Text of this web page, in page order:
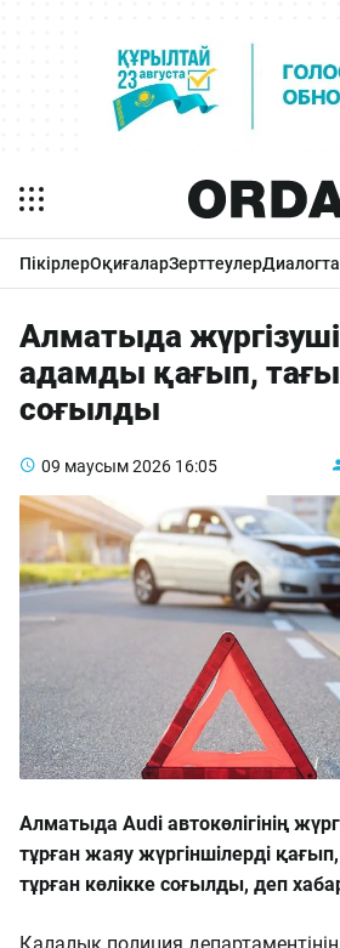
ПікірлерОқиғаларЗерттеулер
Алматыда
адамды қағып, тағы
соғылды
09 маусым 2026 16:05
Алматыда Audi автокөлігінің
тұрған жаяу жүргіншілерді
тұрған көлікке соғылды, деп